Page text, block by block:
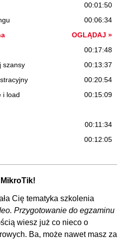
00:01:50
00:06:34
OGLĄDAJ »
00:17:48
szansy
00:13:37
00:20:54
i load
00:15:09
00:11:34
00:12:05
00:15:41
00:18:08
00:11:05
Cię tematyka szkolenia
Przygotowanie do egzaminu
wiesz już co nieco o
Ba, może nawet masz za